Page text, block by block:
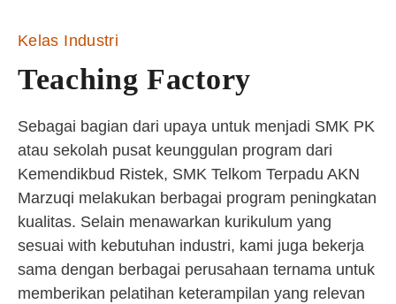
Kelas Industri
Teaching Factory
Sebagai bagian dari upaya untuk menjadi SMK PK
atau sekolah pusat keunggulan program dari
Kemendikbud Ristek, SMK Telkom Terpadu AKN
Marzuqi melakukan berbagai program peningkatan
kualitas. Selain menawarkan kurikulum yang
sesuai with kebutuhan industri, kami juga bekerja
sama dengan berbagai perusahaan ternama untuk
memberikan pelatihan keterampilan yang relevan